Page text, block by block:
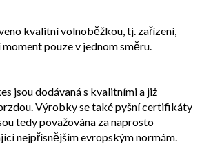
kvalitní volnoběžkou, tj. zařízení,
pouze v jednom směru.
jsou dodávaná s kvalitními a již
Výrobky se také pyšní certifikáty
tedy považována za naprosto
nejpřísnějším evropským normám.